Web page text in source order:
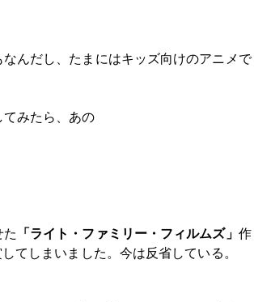
んだし、たまにはキッズ向けのアニメで
みたら、あの
「ライト・ファミリー・フィルムズ」 作
てしまいました。今は反省している。